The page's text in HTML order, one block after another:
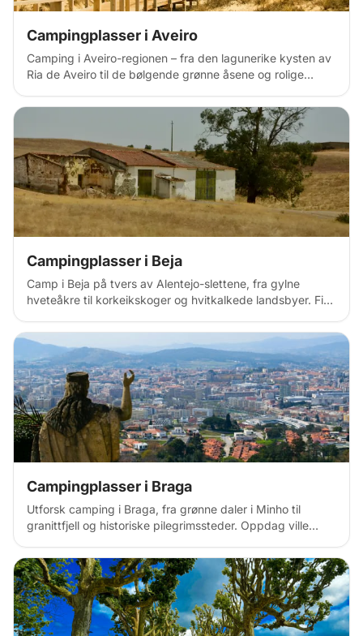
Campingplasser i Aveiro
Camping i Aveiro-regionen – fra den lagunerike kysten av
Ria de Aveiro til de bølgende grønne åsene og rolige
langs lange atlantiske strender, campingvognplasser i
kystbyer som Costa Nova og Barra, og fredelige
campingplasser ved innsjøer, sanddyner og tradisjonelle
fiskerlandsbyer. Utforsk Aveiros kanaler med kajakk,
spaser gjennom fargerike havner i Moliceiro, og sykle
langs trebroer som strekker seg kilometervis langs kysten.
I innlandet venter historiske byer, saltsletter,
naturreservater og Vouga-elvedalen. Med sin blanding av
uberørt kystlinje, mild natur, maritim kultur og avslappet
portugisisk atmosfære, er Aveiro ideelt for campere som
søker en fredelig kystferie med mange utendørseventyr.
Campingplasser i Beja
Camp i Beja på tvers av Alentejo-slettene, fra gylne
hveteåkre til korkeikskoger og hvitkalkede landsbyer. Finn
landskapsluft i Sør-Portugals indre med endeløse
horisonter, tradisjonell kultur og stjerneklar nattehimmel.
Campingplasser i Braga
Utforsk camping i Braga, fra grønne daler i Minho til
granittfjell og historiske pilegrimssteder. Oppdag ville
kulturminner i Nord-Portugal med romerske ruiner,
barokkarkitektur og frodige landskap.